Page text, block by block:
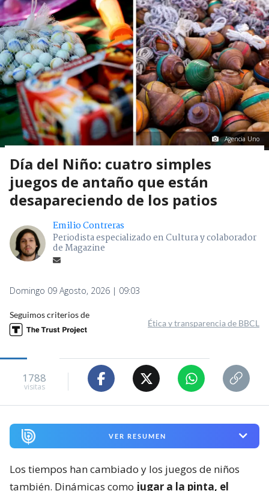
Agencia Uno
Día del Niño: cuatro simples
juegos de antaño que están
desapareciendo de los patios
Emilio Contreras
Periodista especializado en Cultura y colaborador
de Magazine
Domingo 09 Agosto, 2026 | 09:03
Seguimos criterios de
Ética y transparencia de BBCL
1788
visitas
VER RESUMEN
Los tiempos han cambiado y los juegos de niños
también. Dinámicas como jugar a la pinta, el